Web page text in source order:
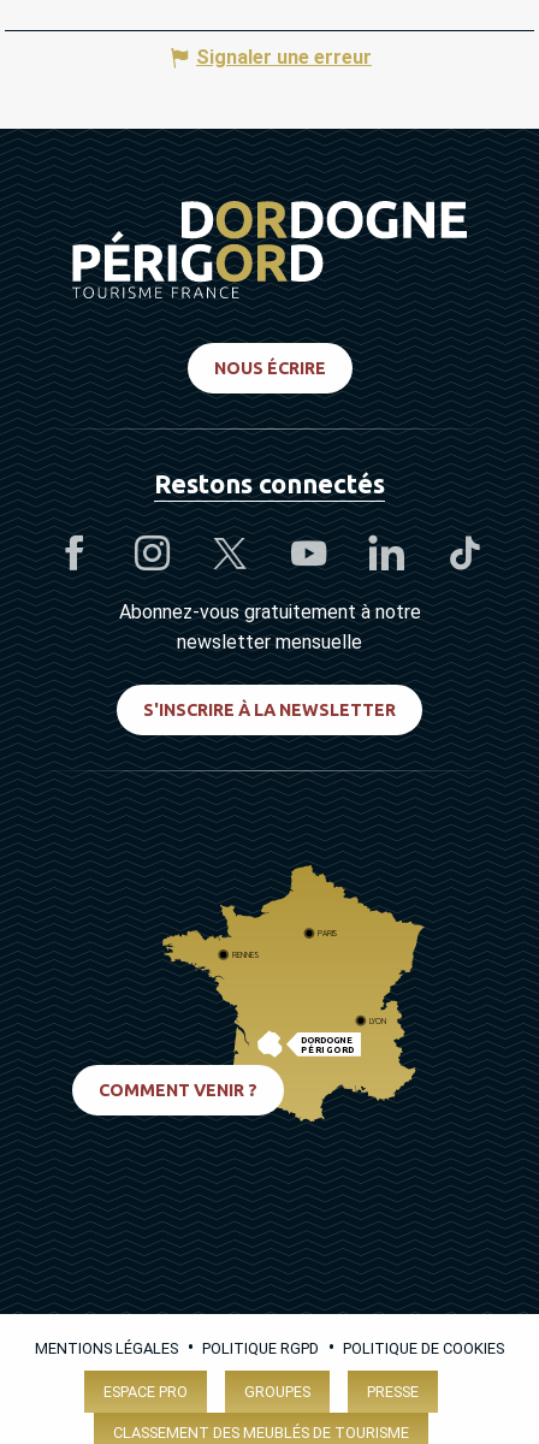
Signaler une erreur
NOUS ÉCRIRE
Restons connectés
Abonnez-vous gratuitement à notre
newsletter mensuelle
S'INSCRIRE À LA NEWSLETTER
DORDOGNE
PÉRIGORD
PARIS
RENNES
LYON
COMMENT VENIR ?
MENTIONS LÉGALES • POLITIQUE RGPD • POLITIQUE DE COOKIES
ESPACE PRO GROUPES PRESSE
CLASSEMENT DES MEUBLÉS DE TOURISME